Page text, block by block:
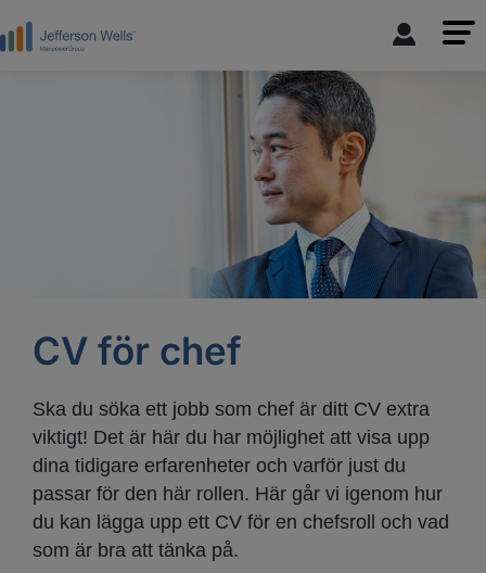
CV för chef
Ska du söka ett jobb som chef är ditt CV extra
viktigt! Det är här du har möjlighet att visa upp
dina tidigare erfarenheter och varför just du
passar för den här rollen. Här går vi igenom hur
du kan lägga upp ett CV för en chefsroll och vad
som är bra att tänka på.